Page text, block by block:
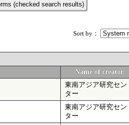
(checked search results)
Sort by：
Name of creator
東南アジア研究セン
ター
東南アジア研究セン
ター